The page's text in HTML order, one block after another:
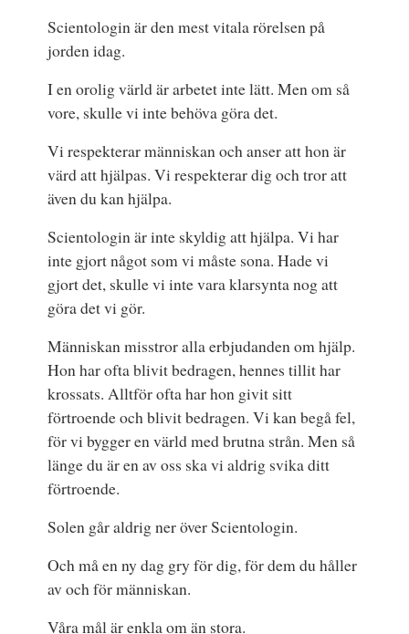
Scientologin är den mest vitala rörelsen på
jorden idag.
I en orolig värld är arbetet inte lätt. Men om så
vore, skulle vi inte behöva göra det.
Vi respekterar människan och anser att hon är
värd att hjälpas. Vi respekterar dig och tror att
även du kan hjälpa.
Scientologin är inte skyldig att hjälpa. Vi har
inte gjort något som vi måste sona. Hade vi
gjort det, skulle vi inte vara klarsynta nog att
göra det vi gör.
Människan misstror alla erbjudanden om hjälp.
Hon har ofta blivit bedragen, hennes tillit har
krossats. Alltför ofta har hon givit sitt
förtroende och blivit bedragen. Vi kan begå fel,
för vi bygger en värld med brutna strån. Men så
länge du är en av oss ska vi aldrig svika ditt
förtroende.
Solen går aldrig ner över Scientologin.
Och må en ny dag gry för dig, för dem du håller
av och för människan.
Våra mål är enkla om än stora.